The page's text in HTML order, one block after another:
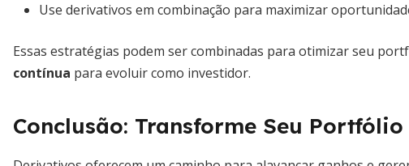
Use derivativos em combinação para maximizar
Essas estratégias podem ser combinadas para otimizar seu
contínua para evoluir como investidor.
Conclusão: Transforme Seu